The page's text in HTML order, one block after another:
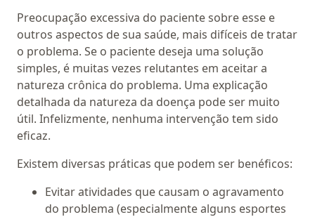
Preocupação excessiva do paciente sobre esse e
outros aspectos de sua saúde, mais difíceis de tratar
o problema. Se o paciente deseja uma solução
simples, é muitas vezes relutantes em aceitar a
natureza crônica do problema. Uma explicação
detalhada da natureza da doença pode ser muito
útil. Infelizmente, nenhuma intervenção tem sido
eficaz.
Existem diversas práticas que podem ser benéficos:
Evitar atividades que causam o agravamento
do problema (especialmente alguns esportes